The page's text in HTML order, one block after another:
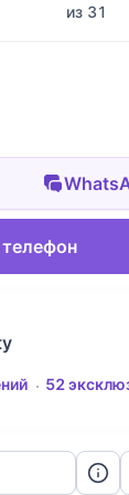
из 31
52